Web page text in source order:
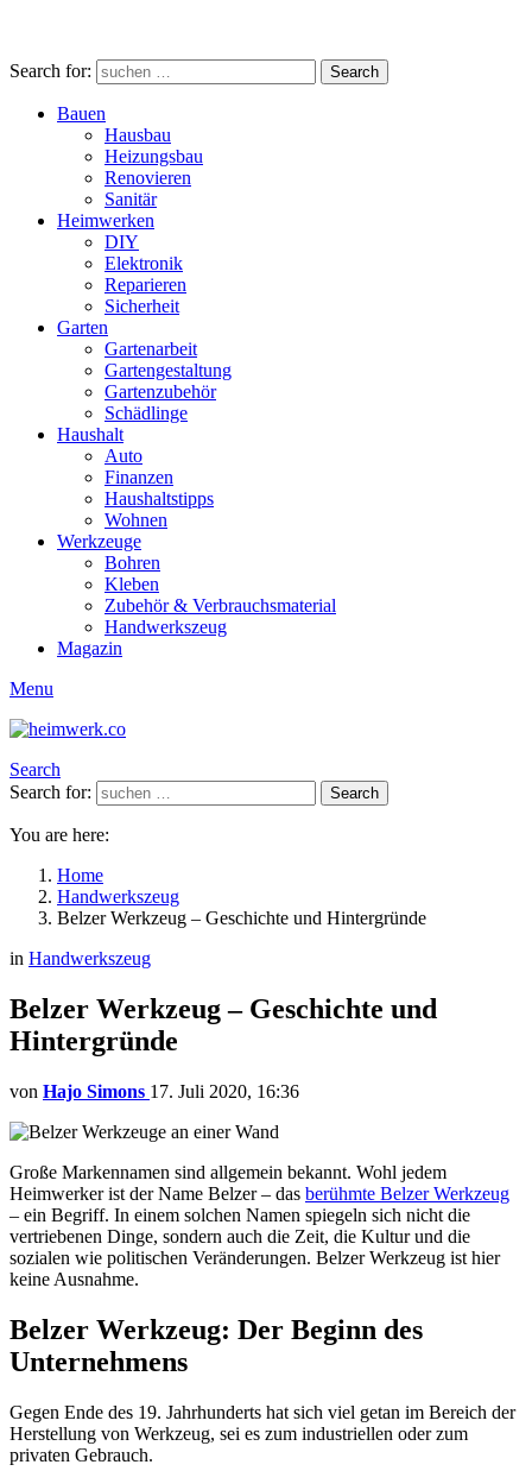
Search for: Search
Bauen
Hausbau
Heizungsbau
Renovieren
Sanitär
Heimwerken
DIY
Elektronik
Reparieren
Sicherheit
Garten
Gartenarbeit
Gartengestaltung
Gartenzubehör
Schädlinge
Haushalt
Auto
Finanzen
Haushaltstipps
Wohnen
Werkzeuge
Bohren
Kleben
Zubehör & Verbrauchsmaterial
Handwerkszeug
Magazin
Menu
Search
Search for:
Search
You are here:
Home
Handwerkszeug
Belzer Werkzeug – Geschichte und Hintergründe
in Handwerkszeug
Belzer Werkzeug – Geschichte und
Hintergründe
von Hajo Simons 17. Juli 2020, 16:36
Große Markennamen sind allgemein bekannt. Wohl jedem
Heimwerker ist der Name Belzer – das berühmte Belzer Werkzeug
– ein Begriff. In einem solchen Namen spiegeln sich nicht die
vertriebenen Dinge, sondern auch die Zeit, die Kultur und die
sozialen wie politischen Veränderungen. Belzer Werkzeug ist hier
keine Ausnahme.
Belzer Werkzeug: Der Beginn des
Unternehmens
Gegen Ende des 19. Jahrhunderts hat sich viel getan im Bereich der
Herstellung von Werkzeug, sei es zum industriellen oder zum
privaten Gebrauch.